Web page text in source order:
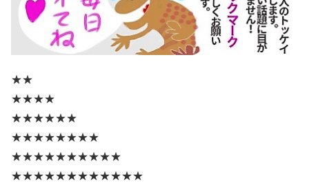
★★
★★★★
★★★★★★
★★★★★★★★
★★★★★★★★★★
★★★★★★★★★★★★